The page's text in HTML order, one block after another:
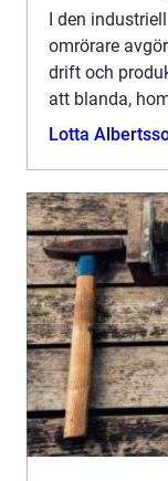
I den
omrörare
drift och
att blanda,
Lotta